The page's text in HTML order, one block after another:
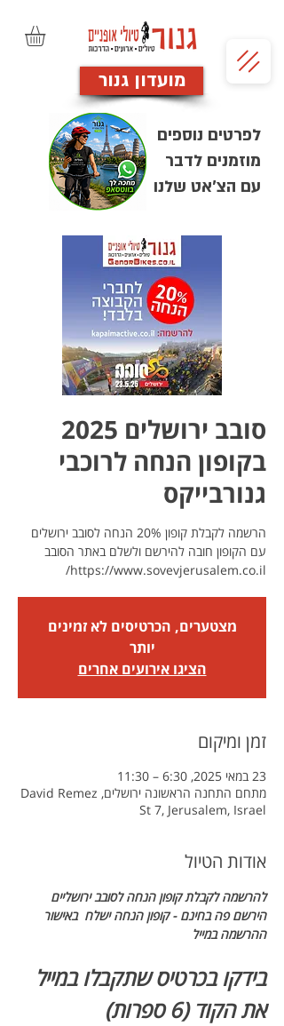
מועדון גנור
לפרטים נוספים
מוזמנים לדבר
עם הצ'אט שלנו
סובב ירושלים 2025
בקופון הנחה לרוכבי
גנורבייקס
עם הקופון חובה להירשם ולשלם באתר הסובב
https://www.sovevjerusalem.co.il/
מצטערים, הכרטיסים לא זמינים
יותר
הציגו אירועים אחרים
זמן ומיקום
23 במאי 2025, 6:30 – 11:30
מתחם התחנה הראשונה ירושלים, David Remez
St 7, Jerusalem, Israel
אודות הטיול
להרשמה לקבלת קופון הנחה לסובב ירושליים
הירשם פה בחינם - קופון הנחה ישלח  באישור
ההרשמה במייל
בידקו בכרטיס שתקבלו במייל
את הקוד (6 ספרות)